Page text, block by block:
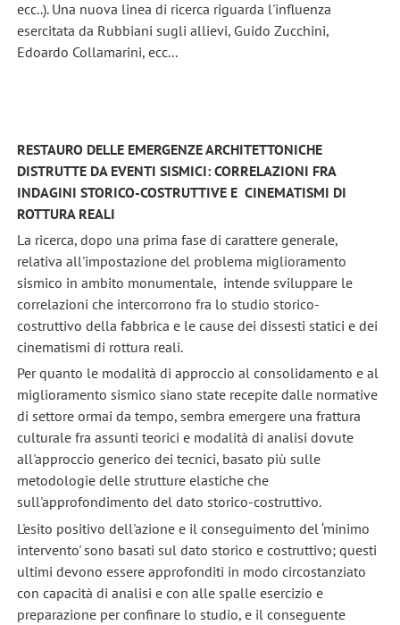
ecc..). Una nuova linea di ricerca riguarda l'influenza
esercitata da Rubbiani sugli allievi, Guido Zucchini,
Edoardo Collamarini, ecc...
RESTAURO DELLE EMERGENZE ARCHITETTONICHE
DISTRUTTE DA EVENTI SISMICI: CORRELAZIONI FRA
INDAGINI STORICO-COSTRUTTIVE E CINEMATISMI DI
ROTTURA REALI
La ricerca, dopo una prima fase di carattere generale,
relativa all'impostazione del problema miglioramento
sismico in ambito monumentale, intende sviluppare le
correlazioni che intercorrono fra lo studio storico-
costruttivo della fabbrica e le cause dei dissesti statici e dei
cinematismi di rottura reali.
Per quanto le modalità di approccio al consolidamento e al
miglioramento sismico siano state recepite dalle normative
di settore ormai da tempo, sembra emergere una frattura
culturale fra assunti teorici e modalità di analisi dovute
all'approccio generico dei tecnici, basato più sulle
metodologie delle strutture elastiche che
sull'approfondimento del dato storico-costruttivo.
L'esito positivo dell'azione e il conseguimento del ‘minimo
intervento' sono basati sul dato storico e costruttivo; questi
ultimi devono essere approfonditi in modo circostanziato
con capacità di analisi e con alle spalle esercizio e
preparazione per confinare lo studio, e il conseguente